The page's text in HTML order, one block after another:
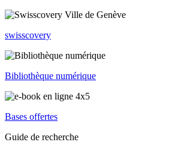
swisscovery
Bibliothèque numérique
Bases offertes
Guide de recherche